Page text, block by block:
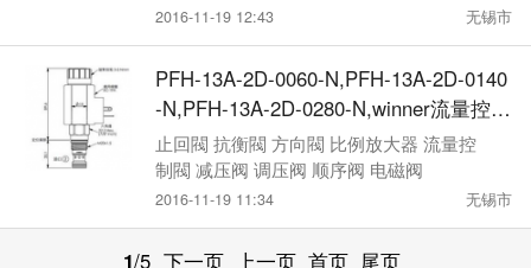
2016-11-19 12:43 无锡市
PFH-13A-2D-0060-N,PFH-13A-2D-0140
-N,PFH-13A-2D-0280-N,winner流量控制
閥
止回閥 抗衡閥 方向閥 比例放大器 流量控
制閥 减压阀 调压阀 顺序阀 电磁阀
2016-11-19 11:34 无锡市
1/5 下一页 上一页 首页 尾页